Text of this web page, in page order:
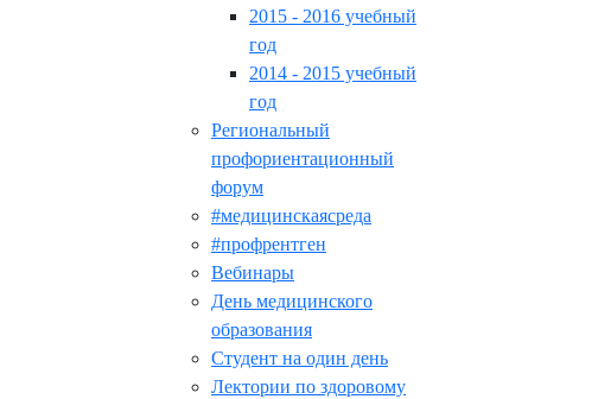
2015 - 2016 учебный
год
2014 - 2015 учебный
год
Региональный
профориентационный
форум
#медицинскаясреда
#профрентген
Вебинары
День медицинского
образования
Студент на один день
Лектории по здоровому